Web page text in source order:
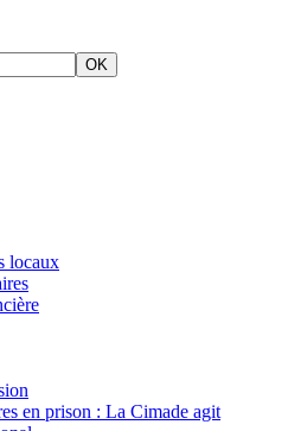
OK
locaux
en prison : La Cimade agit